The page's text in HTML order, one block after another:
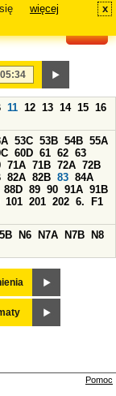
więcej x
11 12 13 14 15 16
53C 53B 54B 55A
60D 61 62 63
71A 71B 72A 72B
82A 82B 83 84A
88D 89 90 91A 91B
101 201 202 6.
F1
N6 N7A N7B
N8
Pomoc